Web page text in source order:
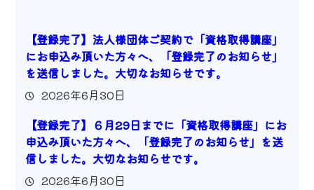
【登録完了】法人様団体ご契約で「資格取得講座」
にお申込み頂いた方々へ、「登録完了のお知らせ」
を送信しました。大切なお知らせです。
2026年6月30日
【登録完了】６月29日までに「資格取得講座」にお
申込み頂いた方々へ、「登録完了のお知らせ」を送
信しました。大切なお知らせです。
2026年6月30日